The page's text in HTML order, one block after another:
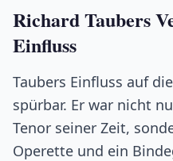
Richard Taubers
Einfluss
Taubers Einfluss auf
spürbar. Er war nicht
Tenor seiner Zeit,
Operette und ein